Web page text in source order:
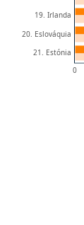
0
19. Irlanda
20. Eslováquia
21. Estónia